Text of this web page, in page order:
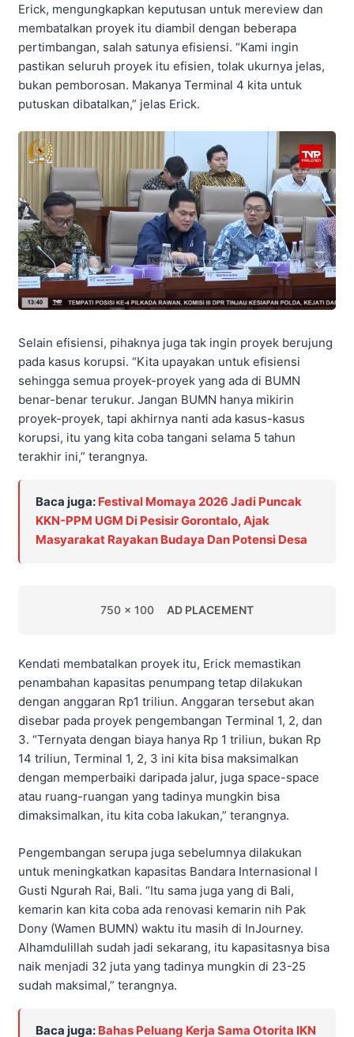
Erick, mengungkapkan keputusan untuk mereview dan
membatalkan proyek itu diambil dengan beberapa
pertimbangan, salah satunya efisiensi. “Kami ingin
pastikan seluruh proyek itu efisien, tolak ukurnya jelas,
bukan pemborosan. Makanya Terminal 4 kita untuk
putuskan dibatalkan,” jelas Erick.
Selain efisiensi, pihaknya juga tak ingin proyek berujung
pada kasus korupsi. “Kita upayakan untuk efisiensi
sehingga semua proyek-proyek yang ada di BUMN
benar-benar terukur. Jangan BUMN hanya mikirin
proyek-proyek, tapi akhirnya nanti ada kasus-kasus
korupsi, itu yang kita coba tangani selama 5 tahun
terakhir ini,” terangnya.
Baca juga: Festival Momaya 2026 Jadi Puncak
KKN-PPM UGM Di Pesisir Gorontalo, Ajak
Masyarakat Rayakan Budaya Dan Potensi Desa
750 x 100 AD PLACEMENT
Kendati membatalkan proyek itu, Erick memastikan
penambahan kapasitas penumpang tetap dilakukan
dengan anggaran Rp1 triliun. Anggaran tersebut akan
disebar pada proyek pengembangan Terminal 1, 2, dan
3. “Ternyata dengan biaya hanya Rp 1 triliun, bukan Rp
14 triliun, Terminal 1, 2, 3 ini kita bisa maksimalkan
dengan memperbaiki daripada jalur, juga space-space
atau ruang-ruangan yang tadinya mungkin bisa
dimaksimalkan, itu kita coba lakukan,” terangnya.
Pengembangan serupa juga sebelumnya dilakukan
untuk meningkatkan kapasitas Bandara Internasional I
Gusti Ngurah Rai, Bali. “Itu sama juga yang di Bali,
kemarin kan kita coba ada renovasi kemarin nih Pak
Dony (Wamen BUMN) waktu itu masih di InJourney.
Alhamdulillah sudah jadi sekarang, itu kapasitasnya bisa
naik menjadi 32 juta yang tadinya mungkin di 23-25
sudah maksimal,” terangnya.
Baca juga: Bahas Peluang Kerja Sama Otorita IKN